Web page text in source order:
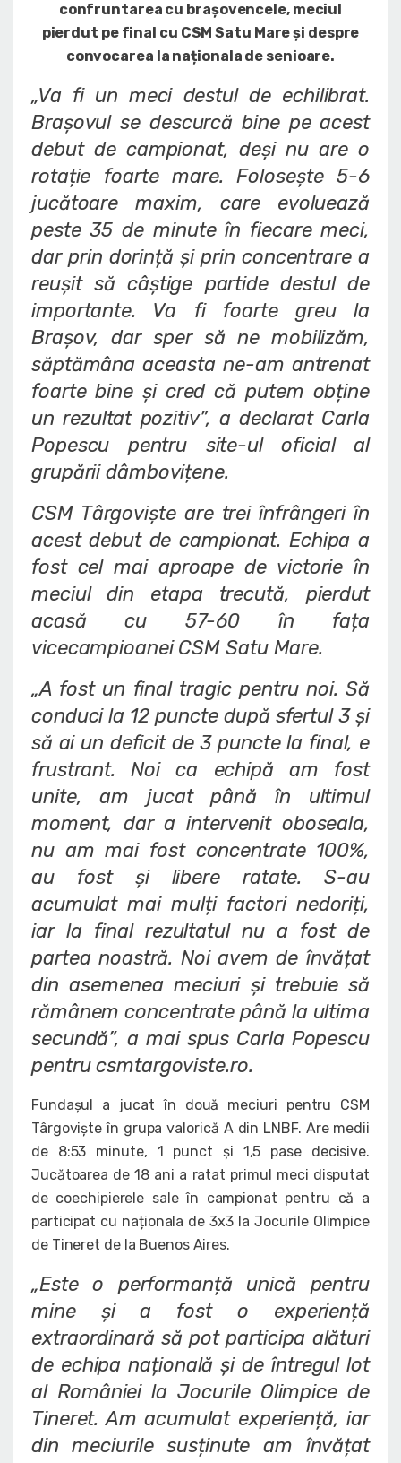
confruntarea cu brașovencele, meciul
pierdut pe final cu CSM Satu Mare și despre
convocarea la naționala de senioare.
„Va fi un meci destul de echilibrat.
Brașovul se descurcă bine pe acest
debut de campionat, deși nu are o
rotație foarte mare. Folosește 5-6
jucătoare maxim, care evoluează
peste 35 de minute în fiecare meci,
dar prin dorință și prin concentrare a
reușit să câștige partide destul de
importante. Va fi foarte greu la
Brașov, dar sper să ne mobilizăm,
săptămâna aceasta ne-am antrenat
foarte bine și cred că putem obține
un rezultat pozitiv”, a declarat Carla
Popescu pentru site-ul oficial al
grupării dâmbovițene.
CSM Târgoviște are trei înfrângeri în
acest debut de campionat. Echipa a
fost cel mai aproape de victorie în
meciul din etapa trecută, pierdut
acasă cu 57-60 în fața
vicecampioanei CSM Satu Mare.
„A fost un final tragic pentru noi. Să
conduci la 12 puncte după sfertul 3 și
să ai un deficit de 3 puncte la final, e
frustrant. Noi ca echipă am fost
unite, am jucat până în ultimul
moment, dar a intervenit oboseala,
nu am mai fost concentrate 100%,
au fost și libere ratate. S-au
acumulat mai mulți factori nedoriți,
iar la final rezultatul nu a fost de
partea noastră. Noi avem de învățat
din asemenea meciuri și trebuie să
rămânem concentrate până la ultima
secundă”, a mai spus Carla Popescu
pentru csmtargoviste.ro.
Fundașul a jucat în două meciuri pentru CSM
Târgoviște în grupa valorică A din LNBF. Are medii
de 8:53 minute, 1 punct și 1,5 pase decisive.
Jucătoarea de 18 ani a ratat primul meci disputat
de coechipierele sale în campionat pentru că a
participat cu naționala de 3x3 la Jocurile Olimpice
de Tineret de la Buenos Aires.
„Este o performanță unică pentru
mine și a fost o experiență
extraordinară să pot participa alături
de echipa națională și de întregul lot
al României la Jocurile Olimpice de
Tineret. Am acumulat experiență, iar
din meciurile susținute am învățat